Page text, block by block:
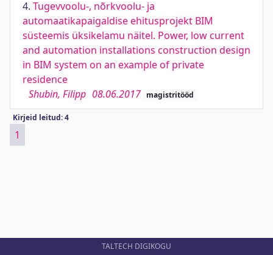
4. Tugevvoolu-, nõrkvoolu- ja
automaatikapaigaldise ehitusprojekt BIM
süsteemis üksikelamu näitel. Power, low current
and automation installations construction design
in BIM system on an example of private
residence
Shubin, Filipp 08.06.2017 magistritööd
Kirjeid leitud: 4
1
TALTECH DIGIKOGU